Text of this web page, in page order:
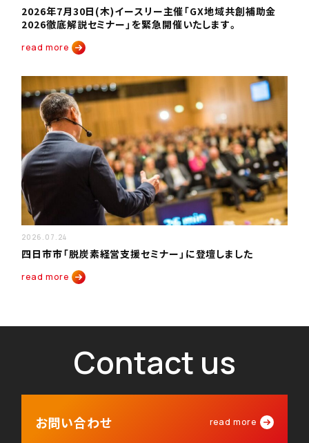
2026年7月30日(木)イースリー主催「GX地域共創補助金
2026徹底解説セミナー」を緊急開催いたします。
read more
2026.07.24
四日市市「脱炭素経営支援セミナー」に登壇しました
read more
Contact us
お問い合わせ read more